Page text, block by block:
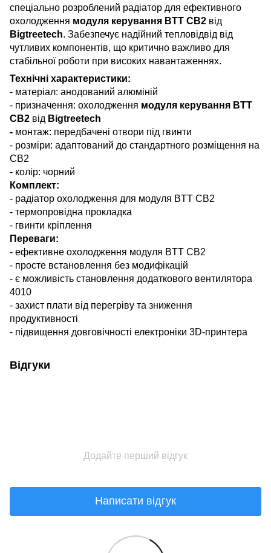
спеціально розроблений радіатор для ефективного
охолодження модуля керування BTT CB2 від
Bigtreetech. Забезпечує надійний тепловідвід від
чутливих компонентів, що критично важливо для
стабільної роботи при високих навантаженнях.
Технічні характеристики:
- матеріал: анодований алюміній
- призначення: охолодження модуля керування BTT
CB2 від Bigtreetech
- монтаж: передбачені отвори під гвинти
- розміри: адаптований до стандартного розміщення на
CB2
- колір: чорний
Комплект:
- радіатор охолодження для модуля BTT CB2
- термопровідна прокладка
- гвинти кріплення
Переваги:
- ефективне охолодження модуля BTT CB2
- просте встановлення без модифікацій
- є можливість становлення додаткового вентилятора
4010
- захист плати від перегріву та зниження
продуктивності
- підвищення довговічності електроніки 3D-принтера
Відгуки
Додайте перший відгук
Написати відгук